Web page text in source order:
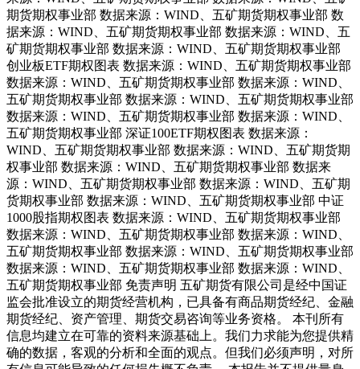
期货期权事业部 数据来源：WIND、五矿期货期权事业部 数
据来源：WIND、五矿期货期权事业部 数据来源：WIND、五
矿期货期权事业部 数据来源：WIND、五矿期货期权事业部
创业板ETF期权图表 数据来源：WIND、五矿期货期权事业部
数据来源：WIND、五矿期货期权事业部 数据来源：WIND、
五矿期货期权事业部 数据来源：WIND、五矿期货期权事业部
数据来源：WIND、五矿期货期权事业部 数据来源：WIND、
五矿期货期权事业部 深证100ETF期权图表 数据来源：
WIND、五矿期货期权事业部 数据来源：WIND、五矿期货期
权事业部 数据来源：WIND、五矿期货期权事业部 数据来
源：WIND、五矿期货期权事业部 数据来源：WIND、五矿期
货期权事业部 数据来源：WIND、五矿期货期权事业部 中证
1000股指期权图表 数据来源：WIND、五矿期货期权事业部
数据来源：WIND、五矿期货期权事业部 数据来源：WIND、
五矿期货期权事业部 数据来源：WIND、五矿期货期权事业部
数据来源：WIND、五矿期货期权事业部 数据来源：WIND、
五矿期货期权事业部 免责声明 五矿期货有限公司是经中国证
监会批准设立的期货经营机构，已具备有商品期货经纪、金融
期货经纪、资产管理、期货交易咨询等业务资格。 本刊所有
信息均建立在可靠的资料来源基础上。我们力求能为您提供精
确的数据，客观的分析和全面的观点。但我们必须声明，对所